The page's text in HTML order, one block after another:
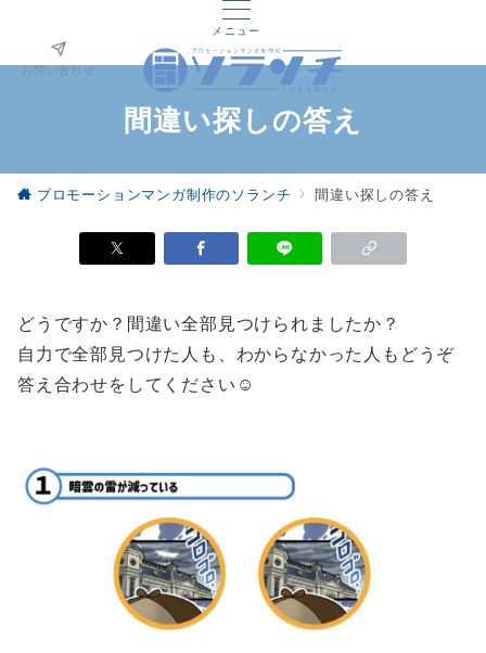
メニュー
お問い合わせ
間違い探しの答え
プロモーションマンガ制作のソランチ 間違い探しの答え
どうですか？間違い全部見つけられましたか？
自力で全部見つけた人も、わからなかった人もどうぞ
答え合わせをしてください☺